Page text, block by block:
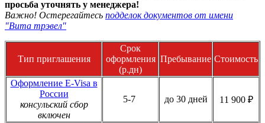
просьба уточнять у менеджера!
Важно! Остерегайтесь подделок документов от имени
"Вита трэвел"
Тип приглашения
Срок
оформления
(р.дн)
Пребывание Стоимость
Оформление E-Visa в
России
консульский сбор
включен
5-7 до 30 дней 11 900 ₽